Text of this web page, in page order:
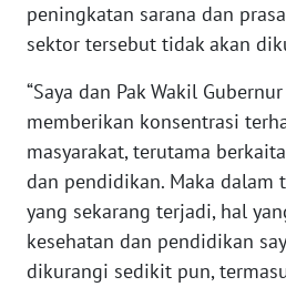
peningkatan sarana dan
sektor tersebut tidak akan
“Saya dan Pak Wakil
memberikan konsentrasi
masyarakat, terutama
dan pendidikan. Maka dalam
yang sekarang terjadi, hal
kesehatan dan pendidikan
dikurangi sedikit pun,
JAMBI
SULTRA
WN
NTB
WN
SULTENG